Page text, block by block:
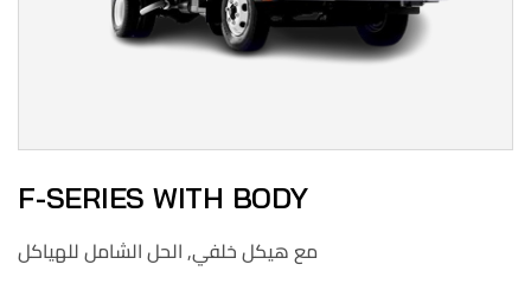
F-SERIES WITH BODY
مع هيكل خلفي, الحل الشامل للهياكل